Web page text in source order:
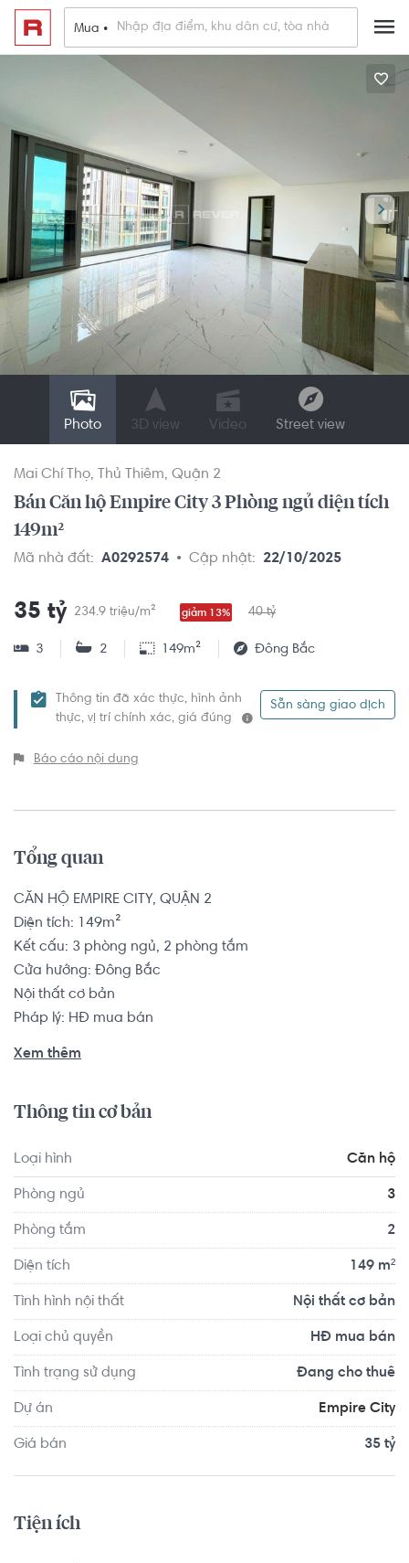
Mua •
Photo 3D view Video Street view
Mai Chí Thọ Thủ Thiêm Quận 2
Bán Căn hộ Empire City 3 Phòng ngủ diện tích
149m²
Mã nhà đất: A0292574 Cập nhật: 22/10/2025
35 tỷ 234.9 triệu/m² giảm 13% 40 tỷ
3 2 149m² Đông Bắc
Thông tin đã xác thực, hình ảnh
thực, vị trí chính xác, giá đúng
Sẵn sàng giao dịch
Báo cáo nội dung
Tổng quan
CĂN HỘ EMPIRE CITY, QUẬN 2
Diện tích: 149m²
Kết cấu: 3 phòng ngủ, 2 phòng tắm
Cửa hướng: Đông Bắc
Nội thất cơ bản
Pháp lý: HĐ mua bán
tại vị trí thuận tiện di chuyển với đầy đủ các tiện ích về y tế,
Quận 4, Nha Khoa Khánh An...
Xem thêm
Thông tin cơ bản
Loại hình Căn hộ
Phòng ngủ 3
Phòng tắm 2
Diện tích 149 m²
Tình hình nội thất Nội thất cơ bản
Loại chủ quyền HĐ mua bán
Tình trạng sử dụng Đang cho thuê
Dự án Empire City
Giá bán 35 tỷ
Tiện ích